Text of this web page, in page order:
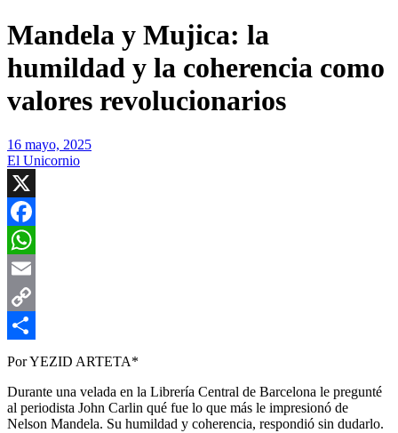
Mandela y Mujica: la
humildad y la coherencia como
valores revolucionarios
16 mayo, 2025
El Unicornio
X
Facebook
WhatsApp
Email
Copy
Link
Compartir
Por YEZID ARTETA*
Durante una velada en la Librería Central de Barcelona le pregunté
al periodista John Carlin qué fue lo que más le impresionó de
Nelson Mandela. Su humildad y coherencia, respondió sin dudarlo.